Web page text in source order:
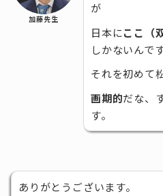
加藤先生
が
日本にここ（
しかないんで
それを初めて
画期的だな、
す。
ありがとうございます。